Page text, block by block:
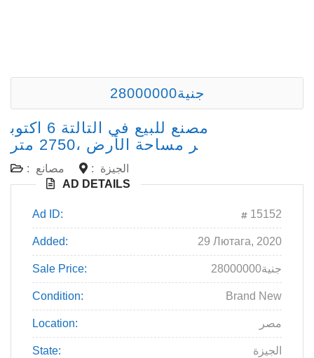
28000000جنية
مصنع للبيع في التالتة 6 اكتوب
ر مساحة الأرض ،2750 متر
: مصانع :
الجيزة
AD DETAILS
Ad ID: 15152
Added: 29 Лютага, 2020
Sale Price: 28000000جنية
Condition: Brand New
Location: مصر
State: الجيزة